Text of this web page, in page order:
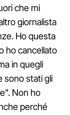
che mi
giornalista
Ho questa
ho cancellato
in quegli
sono stati gli
Non ho
perché